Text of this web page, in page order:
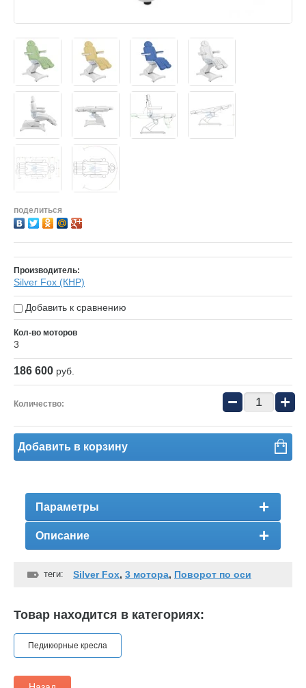
поделиться
Производитель:
Silver Fox (КНР)
Добавить к сравнению
Кол-во моторов
3
186 600 руб.
Количество: − +
Добавить в корзину
Параметры
Описание
теги: Silver Fox, 3 мотора, Поворот по оси
Товар находится в категориях:
Педикюрные кресла